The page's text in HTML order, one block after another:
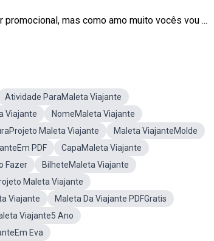
mas como amo muito vocês vou ...
Atividade ParaMaleta Viajante
Viajante
NomeMaleta Viajante
Maleta Viajante
Maleta ViajanteMolde
PDF
CapaMaleta Viajante
Fazer
BilheteMaleta Viajante
Maleta Viajante
Viajante
Maleta Da Viajante PDFGratis
Viajante5 Ano
Eva